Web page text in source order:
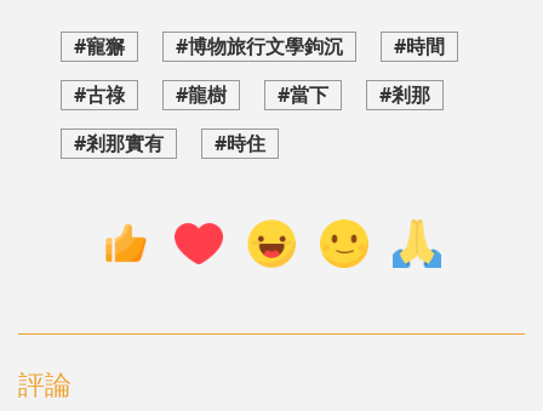
#寵獬 #博物旅行文學鉤沉
#時間
#古祿
#龍樹 #當下
#剎那
#剎那實有
#時住
評論